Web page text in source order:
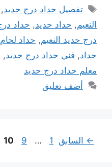
الوسوم
تفصيل حداد درج حديد,
النعيم, حداد حديد, حداد
درج حديد النعيم, حداد لحام
حداد, فني حداد درج حديد,
معلم حداد درج حديد
أضف تعليق
← السابق Page
1
…
Page
9
10